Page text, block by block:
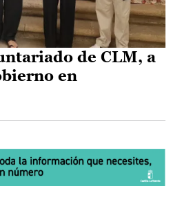
de CLM, a
en